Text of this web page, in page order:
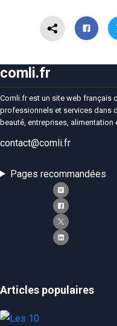
comli.fr
Comli.fr est un site web français
professionnels et services dans
beauté, entreprises, alimentation
contact@comli.fr
Pages recommandées
Articles populaires